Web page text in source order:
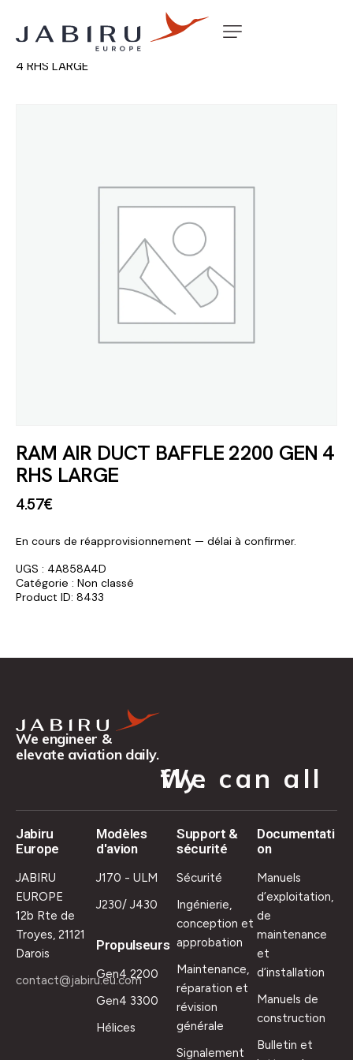
Accueil Non classé
4 RHS LARGE
RAM AIR DUCT BAFFLE 2200 GEN 4
RHS LARGE
4.57€
En cours de réapprovisionnement — délai à confirmer.
UGS : 4A858A4D
Catégorie : Non classé
Product ID: 8433
We engineer &
elevate aviation daily.
We can all fly.
Jabiru
Europe
JABIRU
EUROPE
12b Rte de
Troyes, 21121
Darois
contact@jabiru.eu.com
Modèles
d'avion
J170 - ULM
J230/ J430
Propulseurs
Gen4 2200
Gen4 3300
Hélices
Support &
sécurité
Sécurité
Ingénierie,
conception et
approbation
Maintenance,
réparation et
révision
générale
Signalement
Documentati
on
Manuels
d’exploitation,
de
maintenance
et
d’installation
Manuels de
construction
Bulletin et